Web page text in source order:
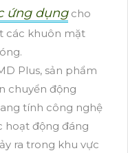
ứng dụngcho
các khuôn mặt
Plus, sản phẩm
chuyển động
tính công nghệ
hoạt động đáng
ra trong khu vực